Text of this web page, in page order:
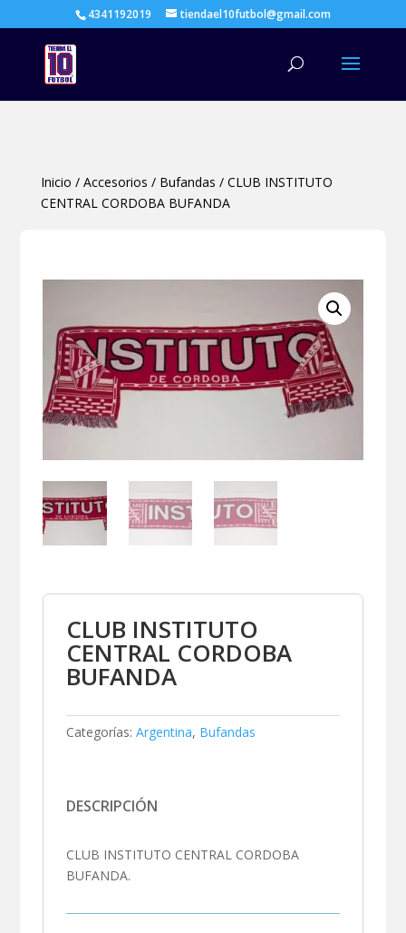
4341192019 tiendael10futbol@gmail.com
Inicio / Accesorios / Bufandas / CLUB INSTITUTO
CENTRAL CORDOBA BUFANDA
CLUB INSTITUTO
CENTRAL CORDOBA
BUFANDA
Categorías: Argentina, Bufandas
DESCRIPCIÓN
CLUB INSTITUTO CENTRAL CORDOBA
BUFANDA.